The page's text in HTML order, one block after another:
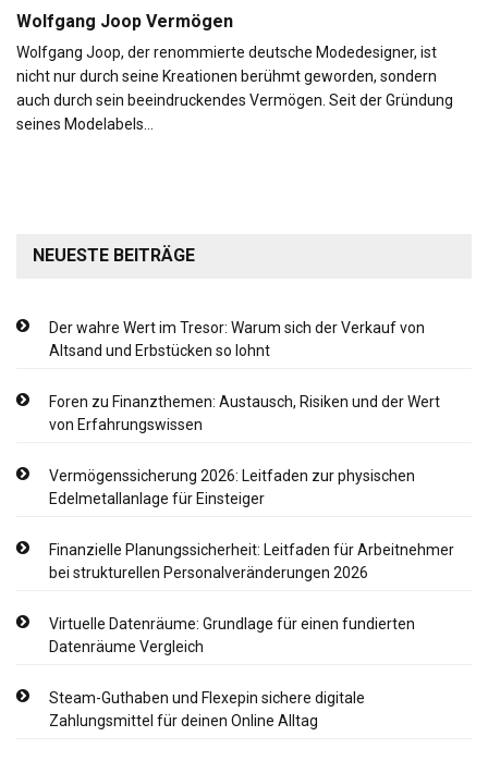
Wolfgang Joop Vermögen
Wolfgang Joop, der renommierte deutsche Modedesigner, ist
nicht nur durch seine Kreationen berühmt geworden, sondern
auch durch sein beeindruckendes Vermögen. Seit der Gründung
seines Modelabels…
NEUESTE BEITRÄGE
Der wahre Wert im Tresor: Warum sich der Verkauf von
Altsand und Erbstücken so lohnt
Foren zu Finanzthemen: Austausch, Risiken und der Wert
von Erfahrungswissen
Vermögenssicherung 2026: Leitfaden zur physischen
Edelmetallanlage für Einsteiger
Finanzielle Planungssicherheit: Leitfaden für Arbeitnehmer
bei strukturellen Personalveränderungen 2026
Virtuelle Datenräume: Grundlage für einen fundierten
Datenräume Vergleich
Steam-Guthaben und Flexepin sichere digitale
Zahlungsmittel für deinen Online Alltag